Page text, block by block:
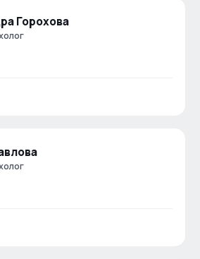
Горохова